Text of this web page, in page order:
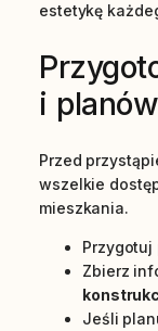
estetykę
i planów
Przed
wszelkie
mieszkania.
Przygotuj
Zbierz
Jeśli